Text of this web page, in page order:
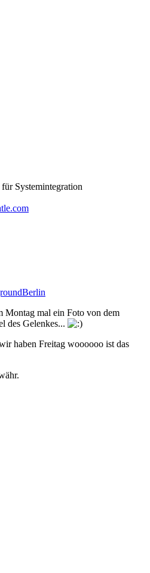
Systemintegration
Montag mal ein Foto von dem
des Gelenkes...
haben Freitag woooooo ist das